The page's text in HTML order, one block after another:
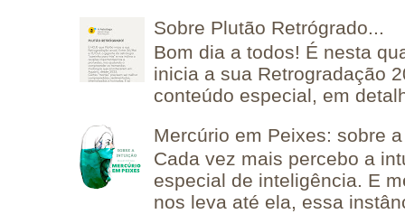
Sobre Plutão Retrógrado...
Bom dia a todos! É nesta
inicia a sua Retrogradação
conteúdo especial, em
Mercúrio em Peixes: sobre
Cada vez mais percebo a
especial de inteligência. E
nos leva até ela, essa